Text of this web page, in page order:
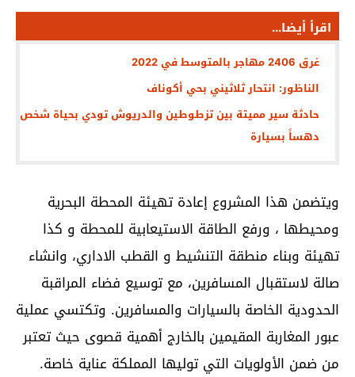
اقرأ أيضا...
غرق 2406 مهاجر بالمتوسط في 2022
الناظور: انتحار ثلاثيني بحي أكوناف
حادثة سير مميتة بين تزطوطين والدريوش تودي بحياة شخص
دهساً بسيارة
ويتضمن هذا المشروع إعادة تهيئة المحطة البحرية
ومحيطها ، ورفع الطاقة الاستيعابية للمحطة و كذا
تهيئة وبناء منطقة التنشيط و القطب الاداري، وانشاء
صالة لاستقبال المسافرين، مع توسيع فضاء المراقبة
الحدودية الخاصة بالسيارات والمسافرين. وتكتسي عملية
عبور المغاربة المقيمين بالخارج أهمية قصوى حيث تعتبر
من ضمن الأولويات التي توليها المملكة عناية خاصة.